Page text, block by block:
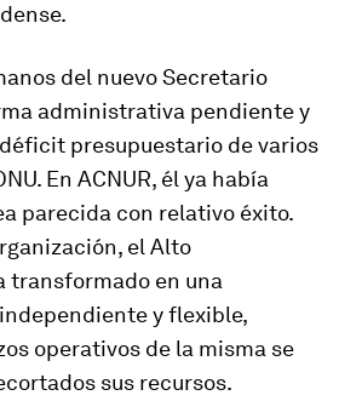
del nuevo Secretario
administrativa pendiente y
presupuestario de varios
En ACNUR, él ya había
parecida con relativo éxito.
el Alto
transformado en una
y flexible,
operativos de la misma se
sus recursos.